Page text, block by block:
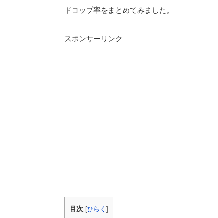
ドロップ率をまとめてみました。
スポンサーリンク
目次 [ひらく ]